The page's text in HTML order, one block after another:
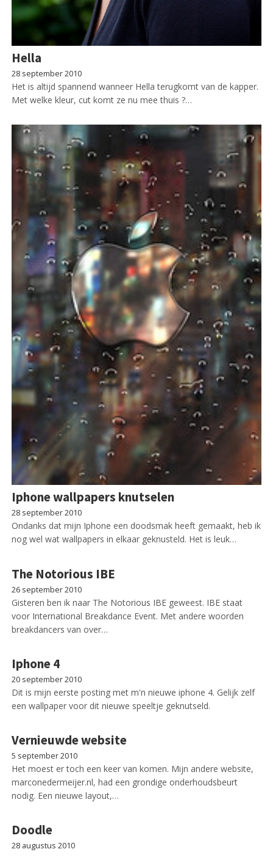
Hella
28 september 2010
Het is altijd spannend wanneer Hella terugkomt van de kapper.
Met welke kleur, cut komt ze nu mee thuis ?…
Iphone wallpapers knutselen
28 september 2010
Ondanks dat mijn Iphone een doodsmak heeft gemaakt, heb ik
nog wel wat wallpapers in elkaar geknusteld. Het is leuk…
The Notorious IBE
26 september 2010
Gisteren ben ik naar The Notorious IBE geweest. IBE staat
voor International Breakdance Event. Met andere woorden
breakdancers van over…
Iphone 4
20 september 2010
Dit is mijn eerste posting met m'n nieuwe iphone 4. Gelijk zelf
een wallpaper voor dit nieuwe speeltje geknutseld.
Vernieuwde website
5 september 2010
Het moest er toch een keer van komen. Mijn andere website,
marconedermeijer.nl, had een grondige onderhoudsbeurt
nodig. Een nieuwe layout,…
Doodle
28 augustus 2010